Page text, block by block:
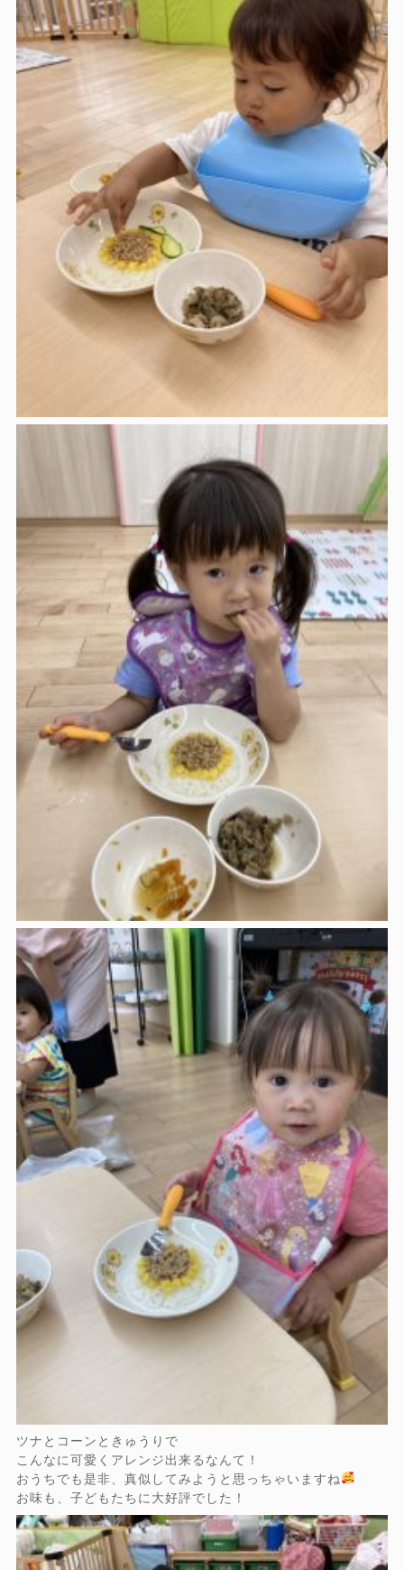
ツナとコーンときゅうりで
こんなに可愛くアレンジ出来るなんて！
おうちでも是非、真似してみようと思っちゃいますね
お味も、子どもたちに大好評でした！